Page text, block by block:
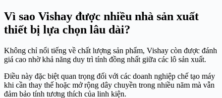
Vì sao Vishay được nhiều nhà sản xuất
thiết bị lựa chọn lâu dài?
Không chỉ nổi tiếng về chất lượng sản phẩm, Vishay còn được đánh
giá cao nhờ khả năng duy trì tính đồng nhất giữa các lô sản xuất.
Điều này đặc biệt quan trọng đối với các doanh nghiệp chế tạo máy
khi cần thay thế hoặc mở rộng dây chuyền trong nhiều năm mà vẫn
đảm bảo tính tương thích của linh kiện.